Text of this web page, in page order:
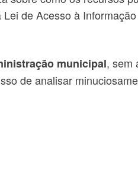
de Acesso à
municipal, sem
de analisar